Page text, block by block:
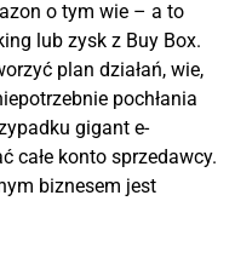
o tym wie – a to
lub zysk z Buy Box.
plan działań, wie,
pochłania
gigant e-
całe konto sprzedawcy.
biznesem jest